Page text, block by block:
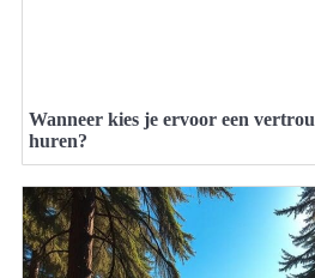
Wanneer kies je ervoor een
huren?